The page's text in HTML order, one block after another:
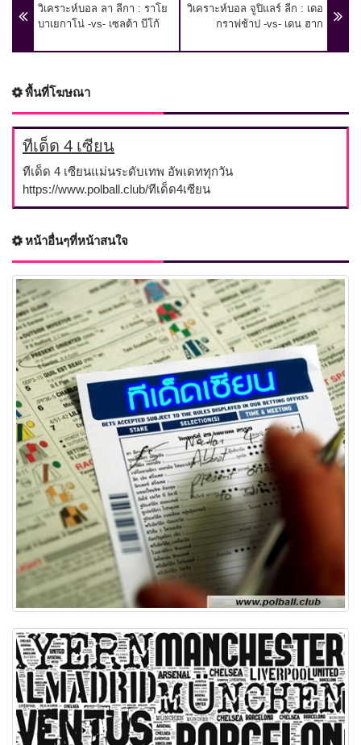
วิเคราะห์บอล ลา ลีกา : ราโย
บาเยกาโน่ -vs- เซลต้า บีโก้
วิเคราะห์บอล จูปิแลร์ ลีก : เดอ
กราฟช้าป -vs- เดน ฮาก
พื้นที่โฆษณา
ทีเด็ด 4 เซียน
ทีเด็ด 4 เซียนแม่นระดับเทพ อัพเดททุกวัน
https://www.polball.club/ทีเด็ด4เซียน
หน้าอื่นๆที่หน้าสนใจ